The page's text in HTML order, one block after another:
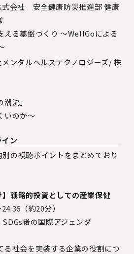
会社 安全健康防災推進部 健康
える基盤づくり 〜WellGoによる
ンタルヘルステクノロジーズ/ 株
流」
いのか〜
ン
の視聴ポイントをまとめており
戦略的投資としての産業保健
（約20分）
後の国際アジェンダ
る社会を実装する企業の役割につ